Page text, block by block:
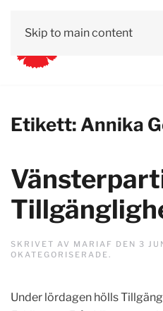
Skip to main content
Etikett: Annika
SKRIVET AV MARIAF DEN 3
OKATEGORISERADE.
Under lördagen hölls